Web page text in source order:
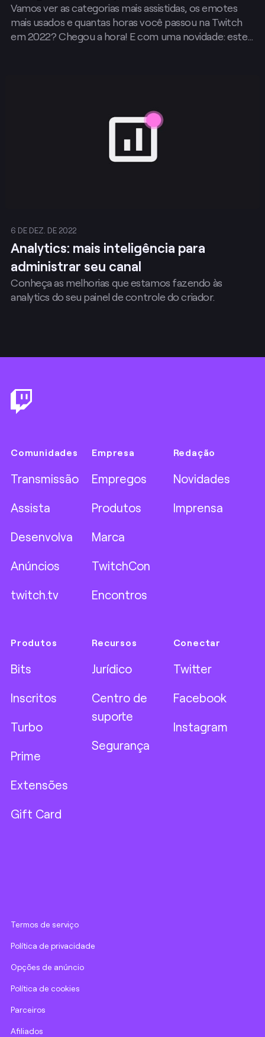
Vamos ver as categorias mais assistidas, os emotes
mais usados e quantas horas você passou na Twitch
em 2022? Chegou a hora! E com uma novidade: este
6 DE DEZ. DE 2022
Analytics: mais inteligência para
administrar seu canal
Conheça as melhorias que estamos fazendo às
analytics do seu painel de controle do criador.
Comunidades
Transmissão
Assista
Desenvolva
Anúncios
twitch.tv
Empresa
Empregos
Produtos
Marca
TwitchCon
Encontros
Redação
Novidades
Imprensa
Produtos
Bits
Inscritos
Turbo
Prime
Extensões
Gift Card
Recursos
Jurídico
Centro de
suporte
Segurança
Conectar
Twitter
Facebook
Instagram
Termos de serviço
Política de privacidade
Opções de anúncio
Política de cookies
Parceiros
Afiliados